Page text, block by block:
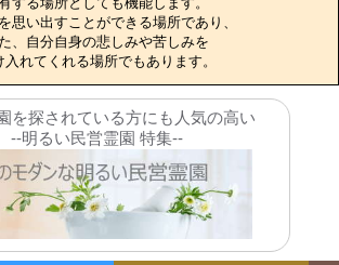
思い出すことができる場所であり、
、自分自身の悲しみや苦しみを
入れてくれる場所でもあります。
を探されている方にも人気の高い
--明るい民営霊園 特集--